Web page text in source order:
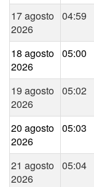
17 agosto
2026
04:59
18 agosto
2026
05:00
19 agosto
2026
05:02
20 agosto
2026
05:03
21 agosto
2026
05:04